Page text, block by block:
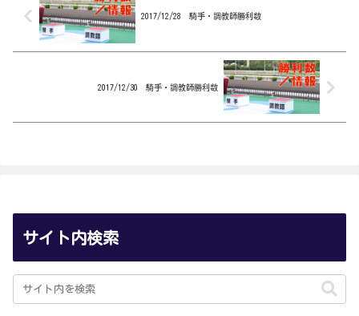
2017/12/28 騎手・調教師勝利数
2017/12/30 騎手・調教師勝利数
サイト内検索